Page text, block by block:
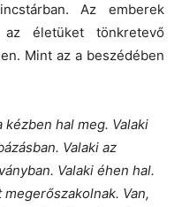
Az emberek
életüket tönkretevő
Mint az a beszédében
kézben hal meg. Valaki
Valaki az
Valaki éhen hal.
megerőszakolnak. Van,